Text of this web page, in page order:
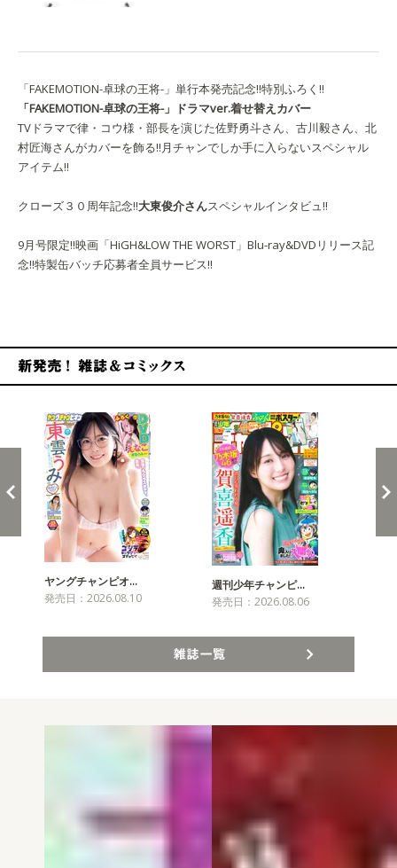
「FAKEMOTION-卓球の王将-」単行本発売記念!!特別ふろく!!
「FAKEMOTION-卓球の王将-」ドラマver.着せ替えカバー
TVドラマで律・コウ様・部長を演じた佐野勇斗さん、古川毅さん、北
村匠海さんがカバーを飾る!!月チャンでしか手に入らないスペシャル
アイテム!!
クローズ３０周年記念‼︎大東俊介さんスペシャルインタビュ!!
9月号限定!!映画「HiGH&LOW THE WORST」Blu-ray&DVDリリース記
念!!特製缶バッチ応募者全員サービス!!
ヤングチャンピオ…
発売日：2026.08.10
週刊少年チャンピ…
発売日：2026.08.06